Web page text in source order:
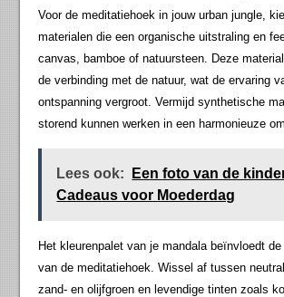
Voor de meditatiehoek in jouw urban jungle,
materialen die een organische uitstraling en
canvas, bamboe of natuursteen. Deze
de verbinding met de natuur, wat de ervaring
ontspanning vergroot. Vermijd synthetische
storend kunnen werken in een harmonieuze
Lees ook:
Een foto van de
Cadeaus voor Moederdag
Het kleurenpalet van je mandala beïnvloedt
van de meditatiehoek. Wissel af tussen
zand- en olijfgroen en levendige tinten zoals